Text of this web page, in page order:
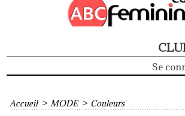
Se
Accueil > MODE > Couleurs